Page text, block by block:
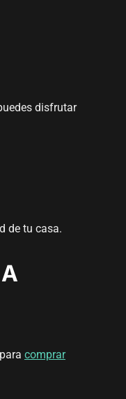
disfrutar
de tu casa.
comprar